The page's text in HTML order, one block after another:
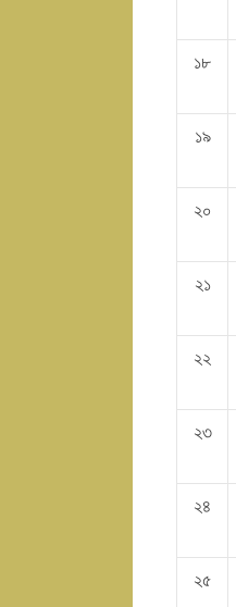
১৮
১৯
২০
২১
২২
২৩
২৪
২৫